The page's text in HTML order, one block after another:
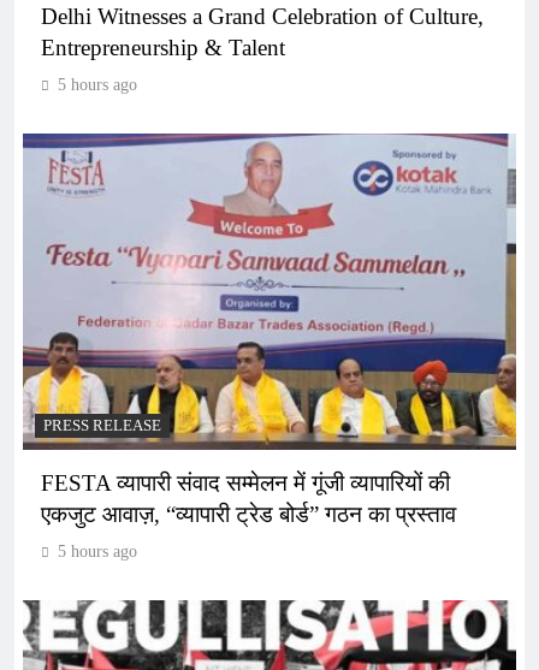
Delhi Witnesses a Grand Celebration of Culture,
Entrepreneurship & Talent
5 hours ago
PRESS RELEASE
FESTA व्यापारी संवाद सम्मेलन में गूंजी व्यापारियों की
एकजुट आवाज़, “व्यापारी ट्रेड बोर्ड” गठन का प्रस्ताव
5 hours ago